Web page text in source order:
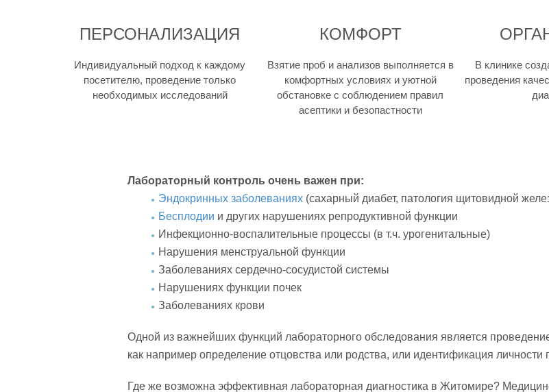
ПЕРСОНАЛИЗАЦИЯ
Индивидуальный подход к каждому
посетителю, проведение только
необходимых исследований
КОМФОРТ
Взятие проб и анализов выполняется в
комфортных условиях и уютной
обстановке с соблюдением правил
асептики и безопастности
В клинике
проведения
Лабораторный контроль очень важен при:
Эндокринных заболеваниях (сахарный диабет, патология щитовидной
Бесплодии и других нарушениях репродуктивной функции
Инфекционно-воспалительные процессы (в т.ч. урогенитальные)
Нарушения менструальной функции
Заболеваниях сердечно-сосудистой системы
Нарушениях функции почек
Заболеваниях крови
Одной из важнейших функций лабораторного обследования является
как например определение отцовства или родства, или идентификация личности
Где же возможна эффективная лабораторная диагностика в Житомире?